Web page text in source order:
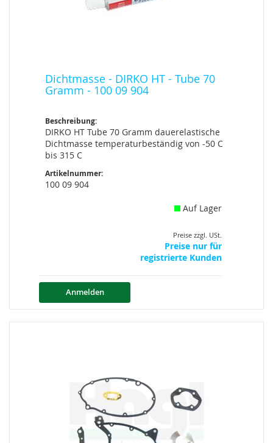
Dichtmasse - DIRKO HT - Tube 70
Gramm - 100 09 904
Beschreibung:
DIRKO HT Tube 70 Gramm dauerelastische
Dichtmasse temperaturbeständig von -50 C
bis 315 C
Artikelnummer:
100 09 904
Auf Lager
Preise zzgl. USt.
Preise nur für
registrierte Kunden
Anmelden